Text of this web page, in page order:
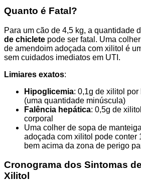
Quanto é Fatal?
Para um cão de 4,5 kg, a quantidade
de chiclete pode ser fatal. Uma
de amendoim adoçada com xilitol é
sem cuidados imediatos em UTI.
Limiares exatos:
Hipoglicemia: 0,1g de xilitol por
(uma quantidade minúscula)
Falência hepática: 0,5g de
corporal
Uma colher de sopa de
adoçada com xilitol pode
bem acima da zona de perigo
Cronograma dos Sintomas
Xilitol